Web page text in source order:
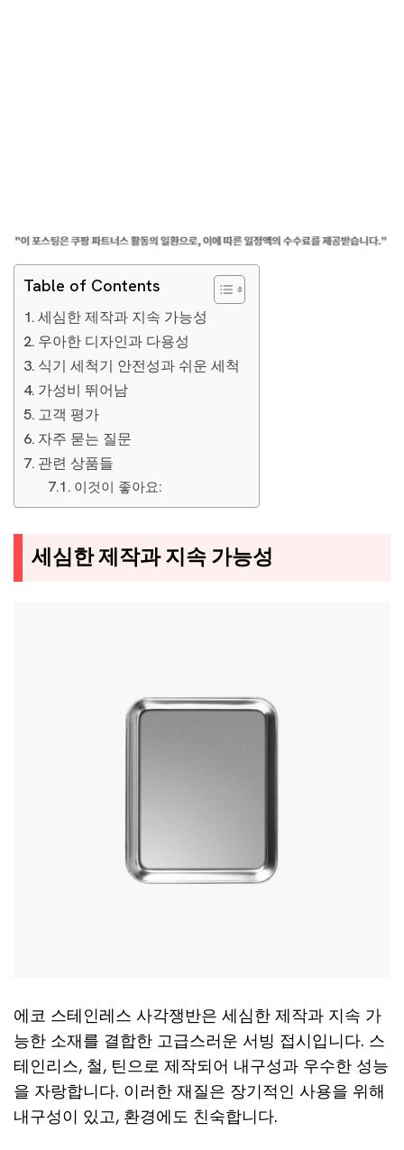
Table of Contents
세심한 제작과 지속 가능성
우아한 디자인과 다용성
식기 세척기 안전성과 쉬운 세척
가성비 뛰어남
고객 평가
자주 묻는 질문
관련 상품들
이것이 좋아요:
세심한 제작과 지속 가능성
에코 스테인레스 사각쟁반은 세심한 제작과 지속 가
능한 소재를 결합한 고급스러운 서빙 접시입니다. 스
테인리스, 철, 틴으로 제작되어 내구성과 우수한 성능
을 자랑합니다. 이러한 재질은 장기적인 사용을 위해
내구성이 있고, 환경에도 친숙합니다.